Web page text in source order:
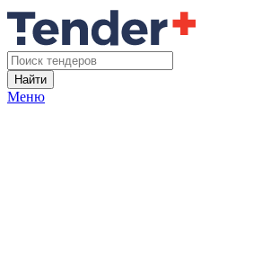
Найти
Меню